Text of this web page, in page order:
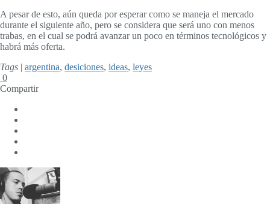
A pesar de esto, aún queda por esperar como se maneja el mercado
durante el siguiente año, pero se considera que será uno con menos
trabas, en el cual se podrá avanzar un poco en términos tecnológicos y
habrá más oferta.
Tags | argentina, desiciones, ideas, leyes
0
Compartir